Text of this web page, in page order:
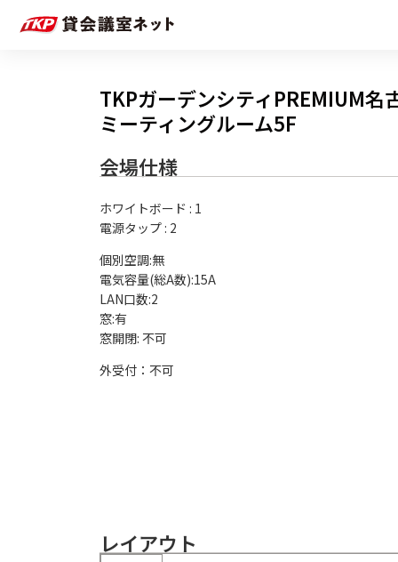
TKPガーデンシティPREMIUM名
ミーティングルーム5F
会場仕様
ホワイトボード : 1
電源タップ : 2
個別空調:無
電気容量(総A数):15A
LAN口数:2
窓:有
外受付：不可
レイアウト